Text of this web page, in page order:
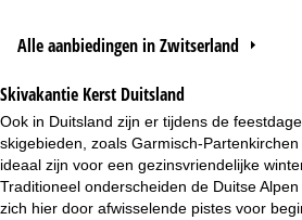
Alle aanbiedingen in Zwitserland
Skivakantie Kerst Duitsland
Ook in Duitsland zijn er tijdens de
skigebieden, zoals Garmisch-
ideaal zijn voor een gezinsvriendelijke
Traditioneel onderscheiden de Duitse
zich hier door afwisselende pistes voor